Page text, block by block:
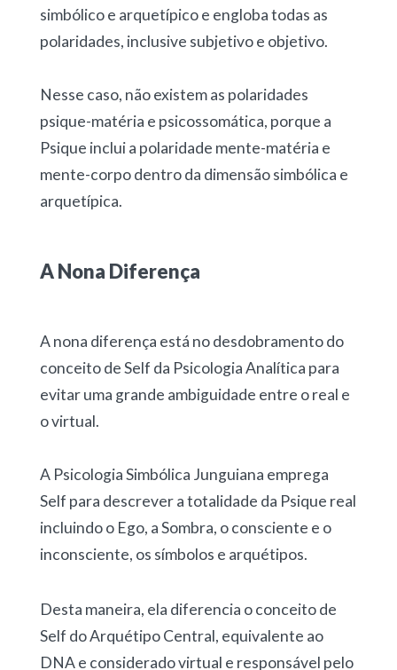
simbólico e arquetípico e engloba todas as
polaridades, inclusive subjetivo e objetivo.
Nesse caso, não existem as polaridades
psique-matéria e psicossomática, porque a
Psique inclui a polaridade mente-matéria e
mente-corpo dentro da dimensão simbólica e
arquetípica.
A Nona Diferença
A nona diferença está no desdobramento do
conceito de Self da Psicologia Analítica para
evitar uma grande ambiguidade entre o real e
o virtual.
A Psicologia Simbólica Junguiana emprega
Self para descrever a totalidade da Psique real
incluindo o Ego, a Sombra, o consciente e o
inconsciente, os símbolos e arquétipos.
Desta maneira, ela diferencia o conceito de
Self do Arquétipo Central, equivalente ao
DNA e considerado virtual e responsável pelo